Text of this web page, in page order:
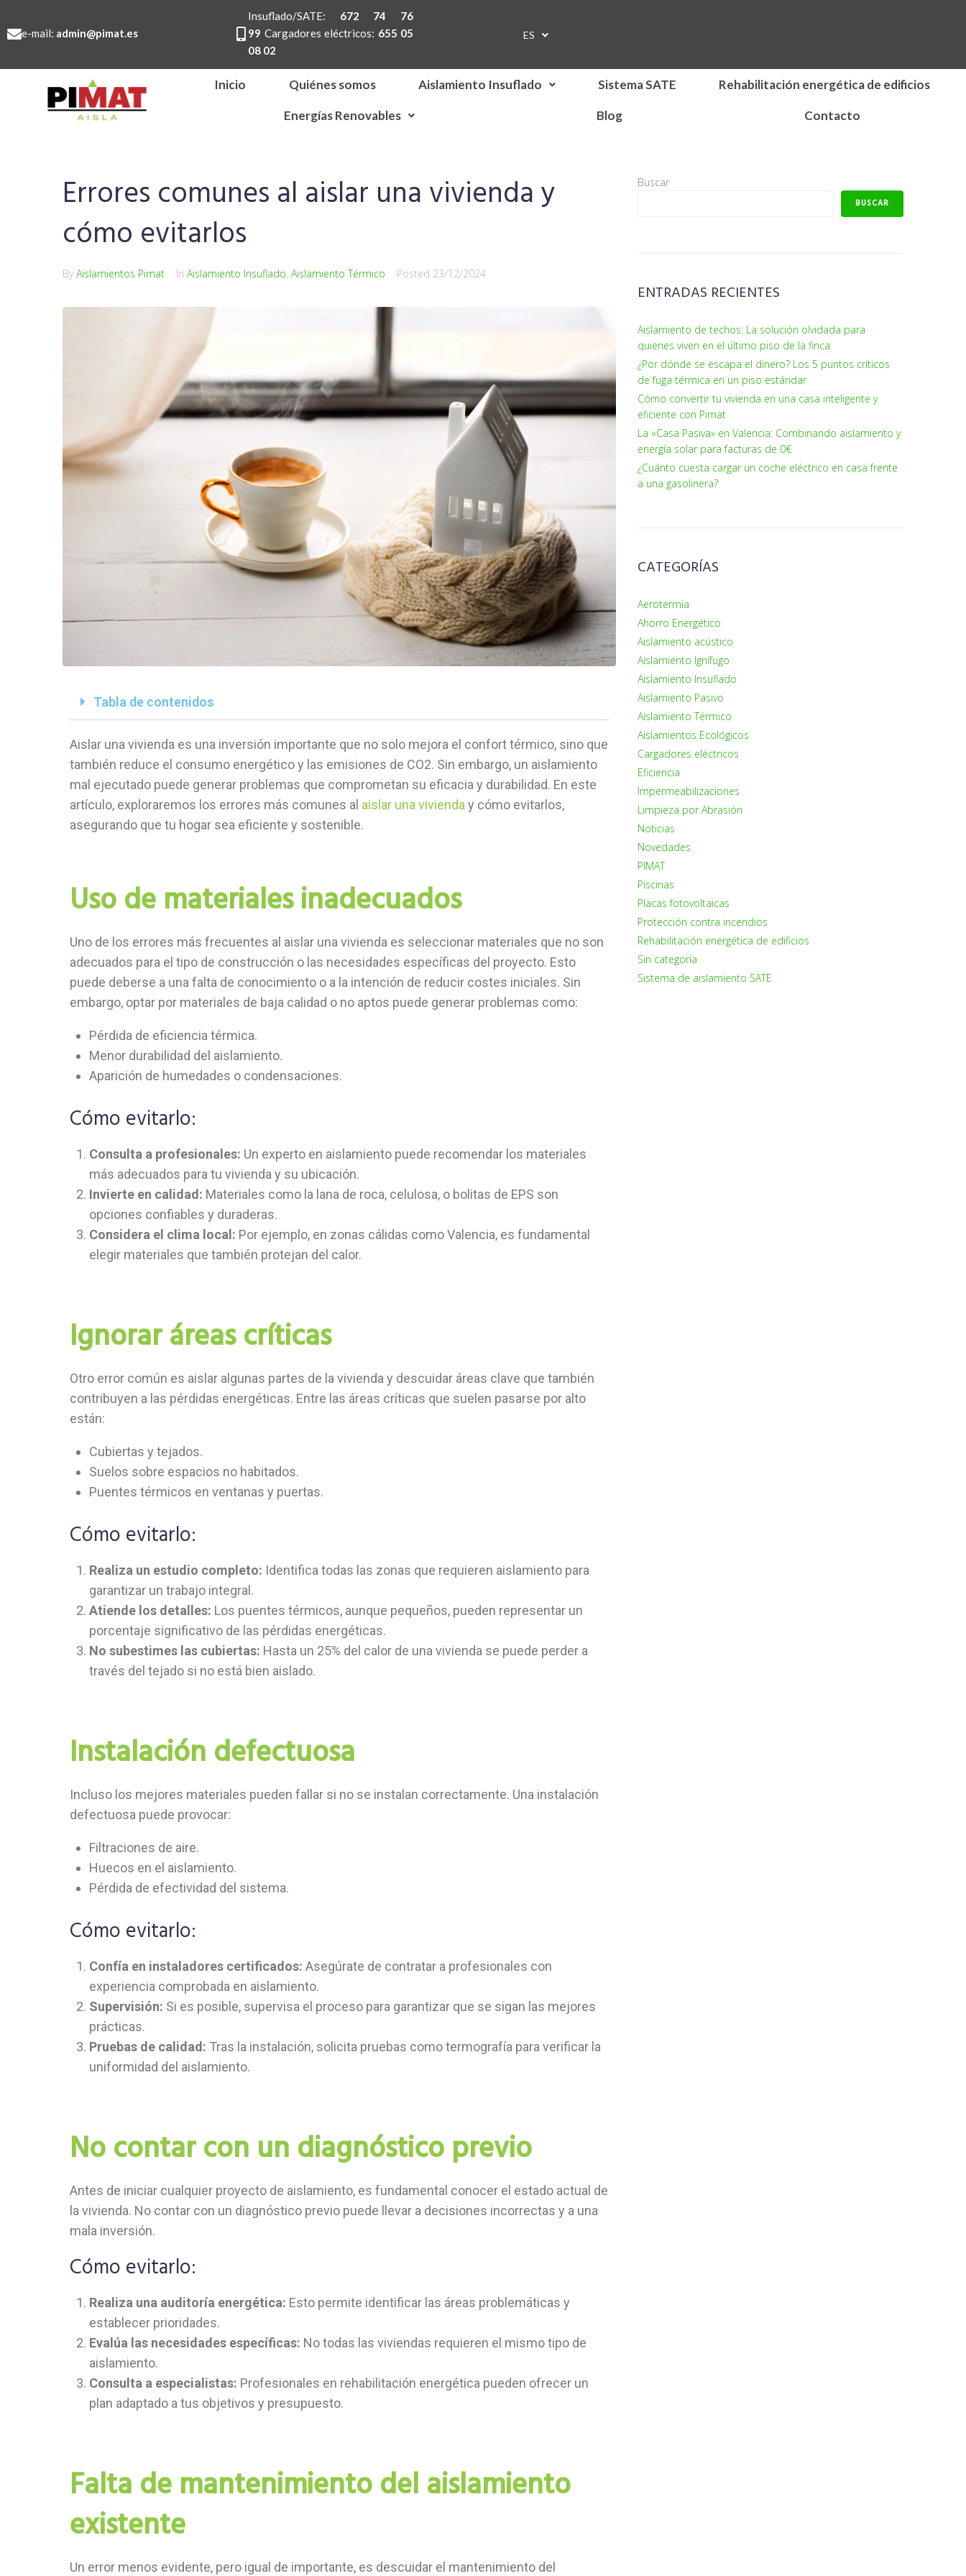
e-mail: admin@pimat.es
Insuflado/SATE: 672 74 76
99 Cargadores eléctricos: 655 05
08 02
ES
EN
Inicio Quiénes somos Aislamiento Insuflado Sistema SATE Rehabilitación energética de edificios
Energías Renovables Blog Contacto
Errores comunes al aislar una vivienda y
cómo evitarlos
By Aislamientos Pimat In Aislamiento Insuflado, Aislamiento Térmico Posted 23/12/2024
Tabla de contenidos
Aislar una vivienda es una inversión importante que no solo mejora el confort térmico, sino que
también reduce el consumo energético y las emisiones de CO2. Sin embargo, un aislamiento
mal ejecutado puede generar problemas que comprometan su eficacia y durabilidad. En este
artículo, exploraremos los errores más comunes al aislar una vivienda y cómo evitarlos,
asegurando que tu hogar sea eficiente y sostenible.
Uso de materiales inadecuados
Uno de los errores más frecuentes al aislar una vivienda es seleccionar materiales que no son
adecuados para el tipo de construcción o las necesidades específicas del proyecto. Esto
puede deberse a una falta de conocimiento o a la intención de reducir costes iniciales. Sin
embargo, optar por materiales de baja calidad o no aptos puede generar problemas como:
Pérdida de eficiencia térmica.
Menor durabilidad del aislamiento.
Aparición de humedades o condensaciones.
Cómo evitarlo:
Consulta a profesionales: Un experto en aislamiento puede recomendar los materiales
más adecuados para tu vivienda y su ubicación.
Invierte en calidad: Materiales como la lana de roca, celulosa, o bolitas de EPS son
opciones confiables y duraderas.
Considera el clima local: Por ejemplo, en zonas cálidas como Valencia, es fundamental
elegir materiales que también protejan del calor.
Ignorar áreas críticas
Otro error común es aislar algunas partes de la vivienda y descuidar áreas clave que también
contribuyen a las pérdidas energéticas. Entre las áreas críticas que suelen pasarse por alto
están:
Cubiertas y tejados.
Suelos sobre espacios no habitados.
Puentes térmicos en ventanas y puertas.
Cómo evitarlo:
Realiza un estudio completo: Identifica todas las zonas que requieren aislamiento para
garantizar un trabajo integral.
Atiende los detalles: Los puentes térmicos, aunque pequeños, pueden representar un
porcentaje significativo de las pérdidas energéticas.
No subestimes las cubiertas: Hasta un 25% del calor de una vivienda se puede perder a
través del tejado si no está bien aislado.
Instalación defectuosa
Incluso los mejores materiales pueden fallar si no se instalan correctamente. Una instalación
defectuosa puede provocar:
Filtraciones de aire.
Huecos en el aislamiento.
Pérdida de efectividad del sistema.
Cómo evitarlo:
Confía en instaladores certificados: Asegúrate de contratar a profesionales con
experiencia comprobada en aislamiento.
Supervisión: Si es posible, supervisa el proceso para garantizar que se sigan las mejores
prácticas.
Pruebas de calidad: Tras la instalación, solicita pruebas como termografía para verificar la
uniformidad del aislamiento.
No contar con un diagnóstico previo
Antes de iniciar cualquier proyecto de aislamiento, es fundamental conocer el estado actual de
la vivienda. No contar con un diagnóstico previo puede llevar a decisiones incorrectas y a una
mala inversión.
Cómo evitarlo:
Realiza una auditoría energética: Esto permite identificar las áreas problemáticas y
establecer prioridades.
Evalúa las necesidades específicas: No todas las viviendas requieren el mismo tipo de
aislamiento.
Consulta a especialistas: Profesionales en rehabilitación energética pueden ofrecer un
plan adaptado a tus objetivos y presupuesto.
Falta de mantenimiento del aislamiento
existente
Un error menos evidente, pero igual de importante, es descuidar el mantenimiento del
Buscar
BUSCAR
ENTRADAS RECIENTES
Aislamiento de techos: La solución olvidada para
quienes viven en el último piso de la finca
¿Por dónde se escapa el dinero? Los 5 puntos críticos
de fuga térmica en un piso estándar
Cómo convertir tu vivienda en una casa inteligente y
eficiente con Pimat
La «Casa Pasiva» en Valencia: Combinando aislamiento y
energía solar para facturas de 0€
¿Cuánto cuesta cargar un coche eléctrico en casa frente
a una gasolinera?
CATEGORÍAS
Aerotermia
Ahorro Energético
Aislamiento acústico
Aislamiento Ignífugo
Aislamiento Insuflado
Aislamiento Pasivo
Aislamiento Térmico
Aislamientos Ecológicos
Cargadores eléctricos
Eficiencia
Impermeabilizaciones
Limpieza por Abrasión
Noticias
Novedades
PIMAT
Piscinas
Placas fotovoltaicas
Protección contra incendios
Rehabilitación energética de edificios
Sin categoría
Sistema de aislamiento SATE